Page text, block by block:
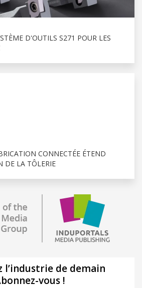
D'OUTILS S271 POUR LES
CONNECTÉE ÉTEND
DE LA TÔLERIE
l’industrie de demain
vous !